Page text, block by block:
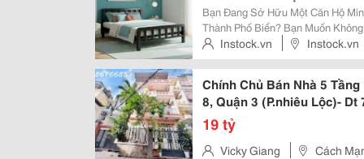
Bạn Đang Sở Hữu Một Căn Hộ
Thành Phố Biển? Bạn Muốn
Linh, Mang Tính Nghệ Thuật Cao
Các Dòng Giường Sắt Vũng Tàu
Instock.vn Instock.vn
Chính Chủ Bán Nhà 5
8, Quận 3 (P.nhiêu Lộc)-
19T- Ngay Sát Vòng Xoay 3/2
19 tỷ
Vicky Giang Cách